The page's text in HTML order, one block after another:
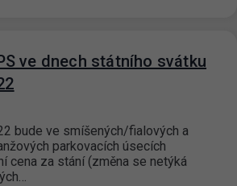
ve dnech státního svátku
bude ve smíšených/fialových a
parkovacích úsecích
cena za stání (změna se netýká